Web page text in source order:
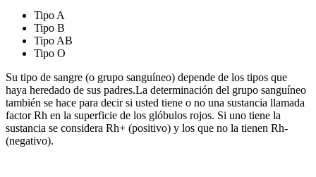
Tipo A
Tipo B
Tipo AB
Tipo O
Su tipo de sangre (o grupo sanguíneo) depende de los tipos que
haya heredado de sus padres.La determinación del grupo sanguíneo
también se hace para decir si usted tiene o no una sustancia llamada
factor Rh en la superficie de los glóbulos rojos. Si uno tiene la
sustancia se considera Rh+ (positivo) y los que no la tienen Rh-
(negativo).